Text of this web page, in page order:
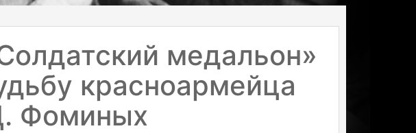
медальон»
красноармейца
Фоминых